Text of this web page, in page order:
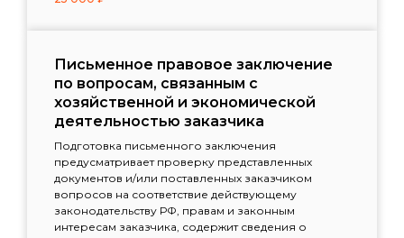
Письменное правовое заключение
по вопросам, связанным с
хозяйственной и экономической
деятельностью заказчика
Подготовка письменного заключения
предусматривает проверку представленных
документов и/или поставленных заказчиком
вопросов на соответствие действующему
законодательству РФ, правам и законным
интересам заказчика, содержит сведения о